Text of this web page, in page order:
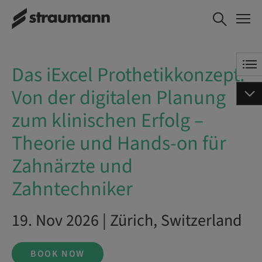
Das iExcel Prothetikkonzept:
Von der digitalen Planung zum
Zahntechniker
BOOK NOW
Das iExcel Prothetikkonzept:
Von der digitalen Planung
zum klinischen Erfolg –
Theorie und Hands-on für
Zahnärzte und
Zahntechniker
19. Nov 2026 | Zürich, Switzerland
BOOK NOW